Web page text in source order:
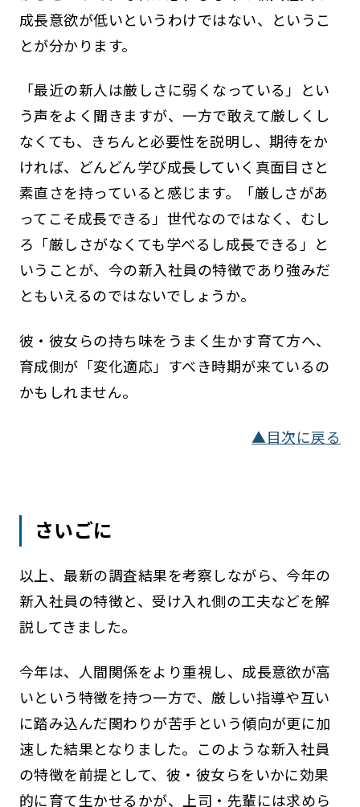
成長意欲が低いというわけではない、というこ
とが分かります。
「最近の新人は厳しさに弱くなっている」とい
う声をよく聞きますが、一方で敢えて厳しくし
なくても、きちんと必要性を説明し、期待をか
ければ、どんどん学び成長していく真面目さと
素直さを持っていると感じます。「厳しさがあ
ってこそ成長できる」世代なのではなく、むし
ろ「厳しさがなくても学べるし成長できる」と
いうことが、今の新入社員の特徴であり強みだ
ともいえるのではないでしょうか。
彼・彼女らの持ち味をうまく生かす育て方へ、
育成側が「変化適応」すべき時期が来ているの
かもしれません。
▲目次に戻る
さいごに
以上、最新の調査結果を考察しながら、今年の
新入社員の特徴と、受け入れ側の工夫などを解
説してきました。
今年は、人間関係をより重視し、成長意欲が高
いという特徴を持つ一方で、厳しい指導や互い
に踏み込んだ関わりが苦手という傾向が更に加
速した結果となりました。このような新入社員
の特徴を前提として、彼・彼女らをいかに効果
的に育て生かせるかが、上司・先輩には求めら